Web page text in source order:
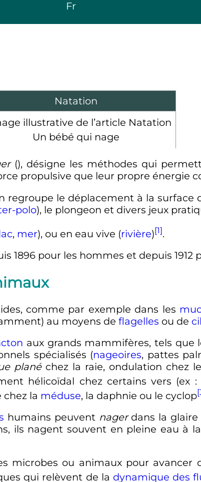
Fr
Natation
Un bébé qui nage
(), désigne les méthodes qui
propulsive que leur propre énergie
regroupe le déplacement à la surface
polo), le plongeon et divers jeux
, mer), ou en eau vive (rivière)[1].
1896 pour les hommes et depuis 1912
comme par exemple dans les
au moyens de flagelles ou de
aux grands mammifères, tels que
spécialisés (nageoires, pattes
planéchez la raie, ondulation chez
hélicoïdal chez certains vers (ex :
chez la méduse, la daphnie ou le cyclop
humains peuvent nagerdans la glaire
ils nagent souvent en pleine eau à
microbes ou animaux pour
qui relèvent de la dynamique des